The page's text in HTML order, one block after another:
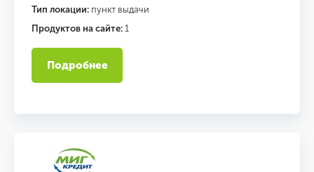
Тип локации: пункт выдачи
Продуктов на сайте: 1
Подробнее